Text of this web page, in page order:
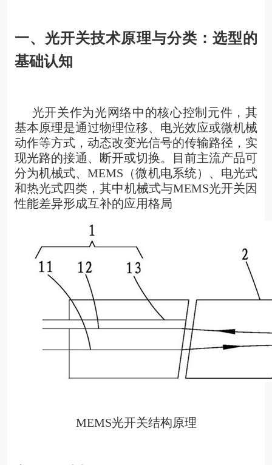
一、光开关技术原理与分类：选型的
基础认知
光开关作为光网络中的核心控制元件，其
基本原理是通过物理位移、电光效应或微机械
动作等方式，动态改变光信号的传输路径，实
现光路的接通、断开或切换。目前主流产品可
分为机械式、MEMS（微机电系统）、电光式
和热光式四类，其中机械式与MEMS光开关因
性能差异形成互补的应用格局
MEMS光开关结构原理